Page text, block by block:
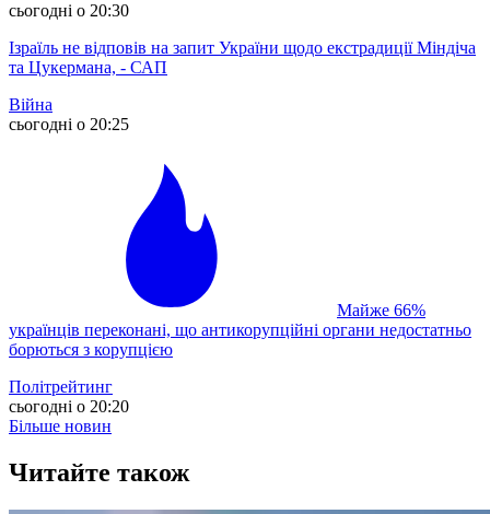
сьогодні о 20:30
Ізраїль не відповів на запит України щодо екстрадиції Міндіча
та Цукермана, - САП
Війна
сьогодні о 20:25
Майже 66%
українців переконані, що антикорупційні органи недостатньо
борються з корупцією
Політрейтинг
сьогодні о 20:20
Більше новин
Читайте також